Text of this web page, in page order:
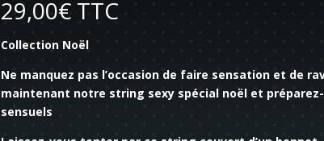
29,00€ TTC
Collection Noël
Ne manquez pas l’occasion de faire sensation et de
maintenant notre string sexy spécial noël et
sensuels